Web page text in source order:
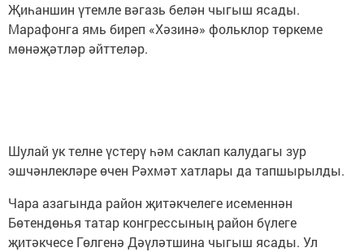
Җиһаншин үтемле вәгазь белән чыгыш ясады.
Марафонга ямь биреп «Хәзинә» фольклор төркеме
мөнәҗәтләр әйттеләр.
Шулай ук телне үстерү һәм саклап калудагы зур
эшчәнлекләре өчен Рәхмәт хатлары да тапшырылды.
Чара азагында район җитәкчелеге исеменнән
Бөтендөнья татар конгрессының район бүлеге
җитәкчесе Гөлгенә Дәүләтшина чыгыш ясады. Ул